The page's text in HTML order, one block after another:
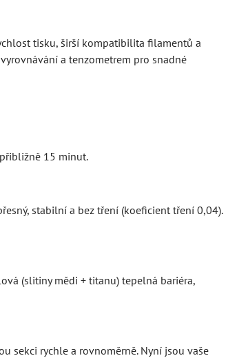
tisku, širší kompatibilita filamentů a
a tenzometrem pro snadné
15 minut.
stabilní a bez tření (koeficient tření 0,04).
(slitiny mědi + titanu) tepelná bariéra,
sekci rychle a rovnoměrně. Nyní jsou vaše